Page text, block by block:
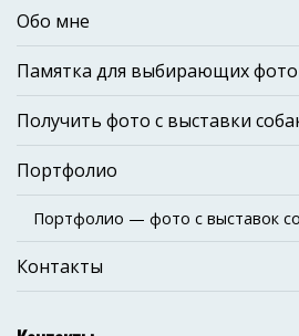
Обо мне
Памятка для выбирающих
Получить фото с выставки
Портфолио
Портфолио — фото с выставок
Контакты